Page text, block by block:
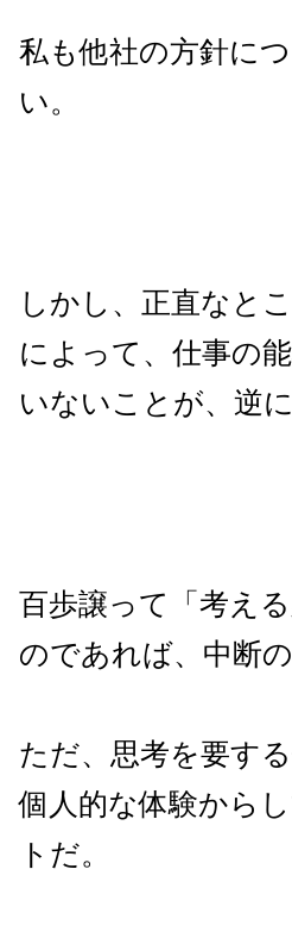
私も他社の方針に
い。
しかし、正直なと
によって、仕事の
いないことが、逆
百歩譲って「考え
のであれば、中断
ただ、思考を要す
個人的な体験から
トだ。